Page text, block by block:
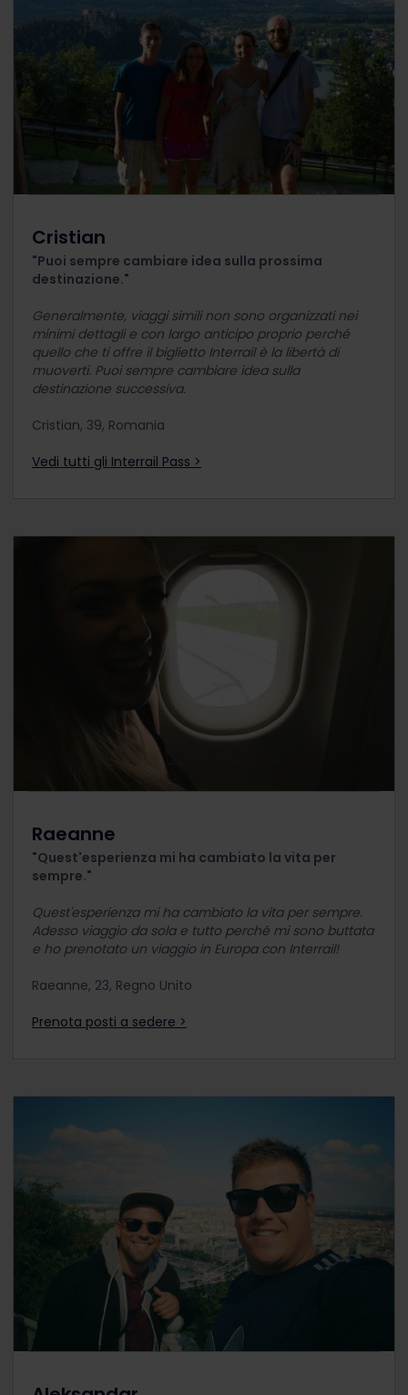
Cristian
"Puoi sempre cambiare idea sulla prossima
destinazione."
Generalmente, viaggi simili non sono organizzati nei
minimi dettagli e con largo anticipo proprio perché
quello che ti offre il biglietto Interrail è la libertà di
muoverti. Puoi sempre cambiare idea sulla
destinazione successiva.
Cristian, 39, Romania
Vedi tutti gli Interrail Pass >
Raeanne
"Quest'esperienza mi ha cambiato la vita per
sempre."
Quest'esperienza mi ha cambiato la vita per sempre.
Adesso viaggio da sola e tutto perché mi sono buttata
e ho prenotato un viaggio in Europa con Interrail!
Raeanne, 23, Regno Unito
Prenota posti a sedere >